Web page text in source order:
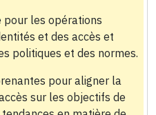
pour les opérations
et des accès et
politiques et des normes.
pour aligner la
sur les objectifs de